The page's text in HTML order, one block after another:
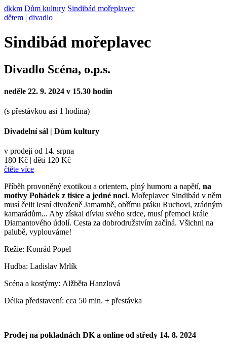
dkkm Dům kultury Sindibád mořeplavec
dětem | divadlo
Sindibád mořeplavec
Divadlo Scéna, o.p.s.
neděle 22. 9. 2024 v 15.30 hodin
(s přestávkou asi 1 hodina)
Divadelní sál | Dům kultury
v prodeji od 14. srpna
180 Kč | děti 120 Kč
čtěte více
Příběh provoněný exotikou a orientem, plný humoru a napětí, na
motivy Pohádek z tisíce a jedné noci. Mořeplavec Sindibád v něm
musí čelit lesní divoženě Jamambě, obřímu ptáku Ruchovi, zrádným
kamarádům... Aby získal dívku svého srdce, musí přemoci krále
Diamantového údolí. Cesta za dobrodružstvím začíná. Všichni na
palubě, vyplouváme!
Režie: Konrád Popel
Hudba: Ladislav Mrlík
Scéna a kostýmy: Alžběta Hanzlová
Délka představení: cca 50 min. + přestávka
Prodej na pokladnách DK a online od středy 14. 8. 2024